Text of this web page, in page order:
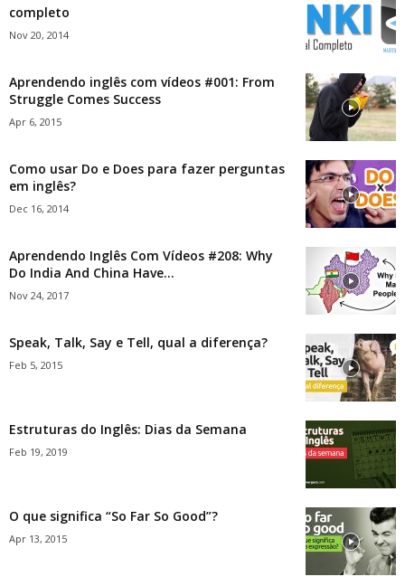
completo
Nov 20, 2014
Aprendendo inglês com vídeos #001: From
Struggle Comes Success
Apr 6, 2015
Como usar Do e Does para fazer perguntas
em inglês?
Dec 16, 2014
Aprendendo Inglês Com Vídeos #208: Why
Do India And China Have...
Nov 24, 2017
Speak, Talk, Say e Tell, qual a diferença?
Feb 5, 2015
Estruturas do Inglês: Dias da Semana
Feb 19, 2019
O que significa “So Far So Good”?
Apr 13, 2015